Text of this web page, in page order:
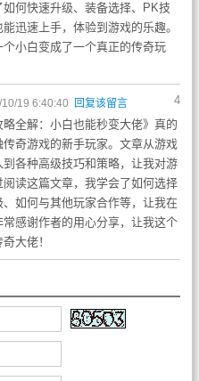
何快速升级、装备选择、PK技
迅速上手，体验到游戏的乐趣。
小白变成了一个真正的传奇玩
4
19 6:40:40 回复该留言
全解：小白也能秒变大佬》真的
奇游戏的新手玩家。文章从游戏
各种高级技巧和策略，让我对游
读这篇文章，我学会了如何选择
如何与其他玩家合作等，让我在
感谢作者的用心分享，让我这个
大佬！